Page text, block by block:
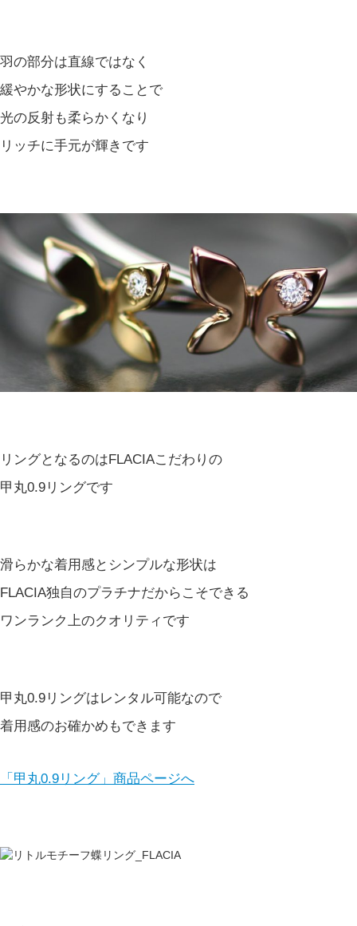
羽の部分は直線ではなく
緩やかな形状にすることで
光の反射も柔らかくなり
リッチに手元が輝きです
リングとなるのはFLACIAこだわりの
甲丸0.9リングです
滑らかな着用感とシンプルな形状は
FLACIA独自のプラチナだからこそできる
ワンランク上のクオリティです
甲丸0.9リングはレンタル可能なので
着用感のお確かめもできます
「甲丸0.9リング」商品ページへ